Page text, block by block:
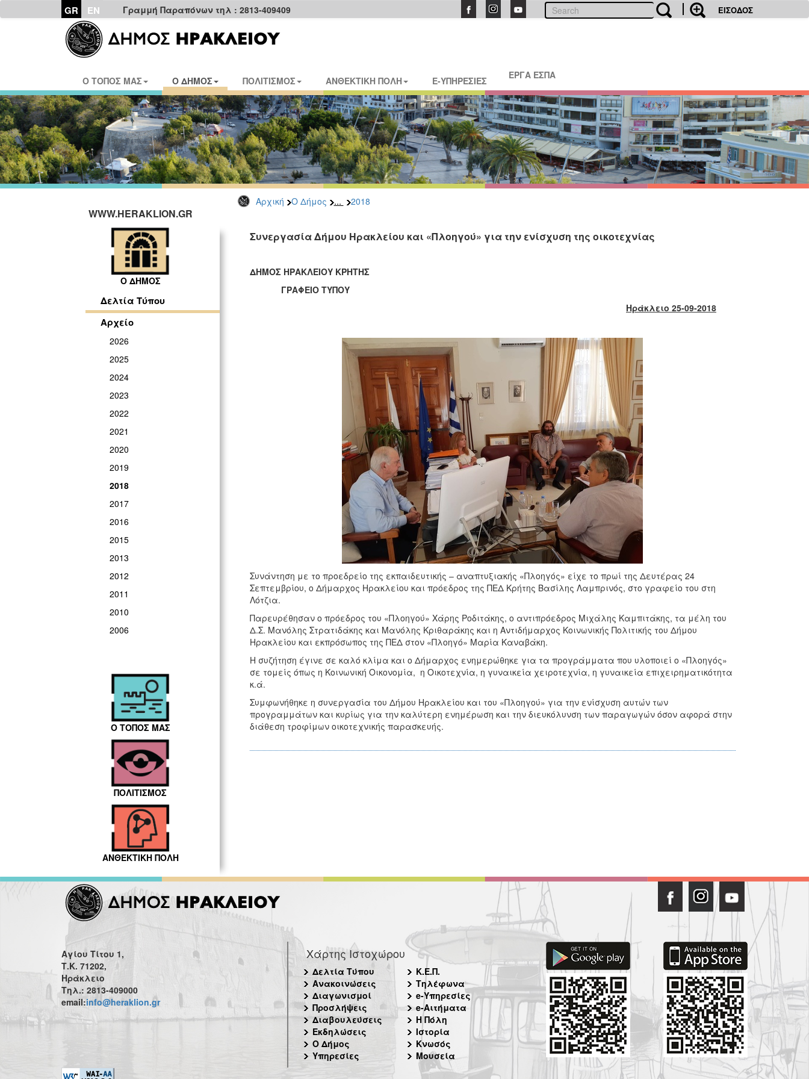
GR EN Γραμμή Παραπόνων τηλ : 2813-409409 ΕΙΣΟΔΟΣ
Ο ΤΟΠΟΣ ΜΑΣ Ο ΔΗΜΟΣ ΠΟΛΙΤΙΣΜΟΣ ΑΝΘΕΚΤΙΚΗ ΠΟΛΗ E-ΥΠΗΡΕΣΙΕΣ ΕΡΓΑ ΕΣΠΑ
Αρχική Ο Δήμος ... 2018
WWW.HERAKLION.GR
Ο ΔΗΜΟΣ
Δελτία Τύπου
Αρχείο
2026
2025
2024
2023
2022
2021
2020
2019
2018
2017
2016
2015
2013
2012
2011
2010
2006
Ο ΤΟΠΟΣ ΜΑΣ
ΠΟΛΙΤΙΣΜΟΣ
ΑΝΘΕΚΤΙΚΗ ΠΟΛΗ
Συνεργασία Δήμου Ηρακλείου και «Πλοηγού» για την ενίσχυση της οικοτεχνίας
ΔΗΜΟΣ ΗΡΑΚΛΕΙΟΥ ΚΡΗΤΗΣ
ΓΡΑΦΕΙΟ ΤΥΠΟΥ
Ηράκλειο 25-09-2018
Συνάντηση με το προεδρείο της εκπαιδευτικής – αναπτυξιακής «Πλοηγός» είχε το πρωί της Δευτέρας 24
Σεπτεμβρίου, ο Δήμαρχος Ηρακλείου και πρόεδρος της ΠΕΔ Κρήτης Βασίλης Λαμπρινός, στο γραφείο του στη
Λότζια.
Παρευρέθησαν ο πρόεδρος του «Πλοηγού» Χάρης Ροδιτάκης, ο αντιπρόεδρος Μιχάλης Καμπιτάκης, τα μέλη του
Δ.Σ. Μανόλης Στρατιδάκης και Μανόλης Κριθαράκης και η Αντιδήμαρχος Κοινωνικής Πολιτικής του Δήμου
Ηρακλείου και εκπρόσωπος της ΠΕΔ στον «Πλοηγό» Μαρία Καναβάκη.
Η συζήτηση έγινε σε καλό κλίμα και ο Δήμαρχος ενημερώθηκε για τα προγράμματα που υλοποιεί ο «Πλοηγός»
σε τομείς όπως η Κοινωνική Οικονομία, η Οικοτεχνία, η γυναικεία χειροτεχνία, η γυναικεία επιχειρηματικότητα
κ.ά.
Συμφωνήθηκε η συνεργασία του Δήμου Ηρακλείου και του «Πλοηγού» για την ενίσχυση αυτών των
προγραμμάτων και κυρίως για την καλύτερη ενημέρωση και την διευκόλυνση των παραγωγών όσον αφορά στην
διάθεση τροφίμων οικοτεχνικής παρασκευής.
Αγίου Τίτου 1,
Τ.Κ. 71202,
Ηράκλειο
Τηλ.: 2813-409000
email:info@heraklion.gr
Χάρτης Ιστοχώρου
Δελτία Τύπου
Ανακοινώσεις
Διαγωνισμοί
Προσλήψεις
Διαβουλεύσεις
Εκδηλώσεις
Ο Δήμος
Υπηρεσίες
Κ.Ε.Π.
Τηλέφωνα
e-Υπηρεσίες
e-Αιτήματα
Η Πόλη
Ιστορία
Κνωσός
Μουσεία